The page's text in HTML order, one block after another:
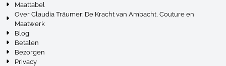
Maattabel
Over Claudia Träumer: De Kracht van Ambacht, Couture en
Maatwerk
Blog
Betalen
Bezorgen
Privacy